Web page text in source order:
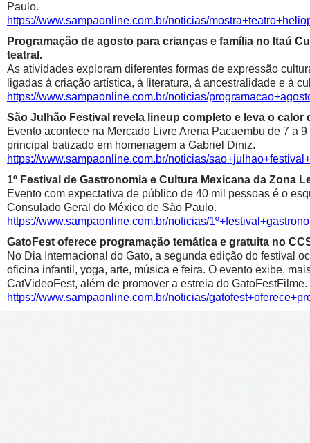
Paulo.
https://www.sampaonline.com.br/noticias/
Programação de agosto para crianças e família no Itaú
teatral.
As atividades exploram diferentes formas de expressão
ligadas à criação artística, à literatura, à ancestralidade e à
https://www.sampaonline.com.br/noticias/
São Julhão Festival revela lineup completo e leva o calor
Evento acontece na Mercado Livre Arena Pacaembu de 7 a
principal batizado em homenagem a Gabriel Diniz.
https://www.sampaonline.com.br/noticias/
1º Festival de Gastronomia e Cultura Mexicana da Zona
Evento com expectativa de público de 40 mil pessoas é o
Consulado Geral do México de São Paulo.
https://www.sampaonline.com.br/noticias/
GatoFest oferece programação temática e gratuita no
No Dia Internacional do Gato, a segunda edição do festival
oficina infantil, yoga, arte, música e feira. O evento exibe,
CatVideoFest, além de promover a estreia do GatoFestFilme.
https://www.sampaonline.com.br/noticias/